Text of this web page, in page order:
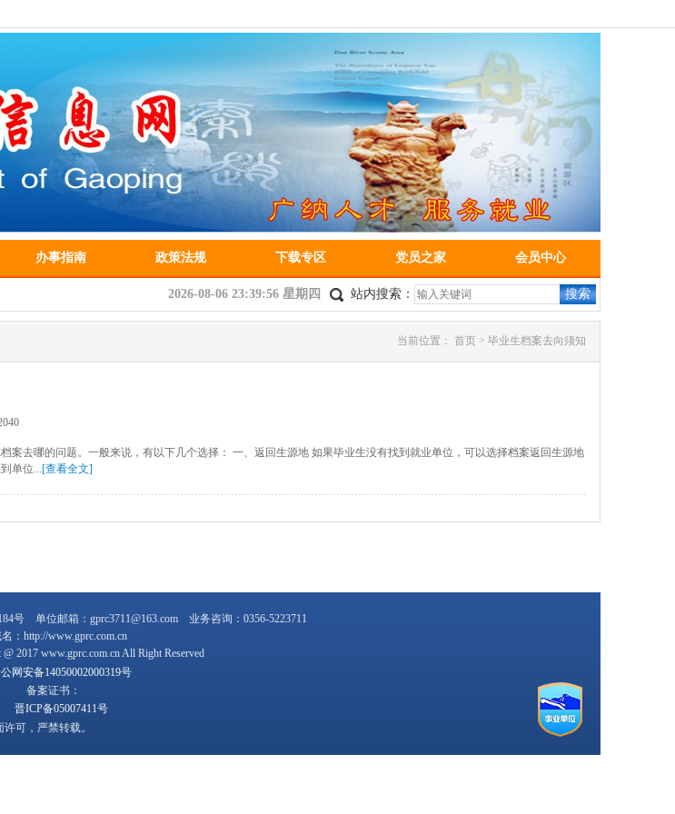
办事指南 政策法规 下载专区 党员之家 会员中心
站内搜索： 搜索
2026-08-06 23:39:56 星期四
当前位置： 首页 > 毕业生档案去向须知
案去哪的问题。一般来说，有以下几个选择： 一、返回生源地 如果毕业生没有找到就业单位，可以选择档案返回生源地
单位... [查看全文]
号单位邮箱： gprc3711@163.com业务咨询： 0356-5223711
： http://www.gprc.com.cn
2017 www.gprc.com.cn All Right Reserved
网安备14050002000319号
备案证书：
晋ICP备05007411号
可，严禁转载。